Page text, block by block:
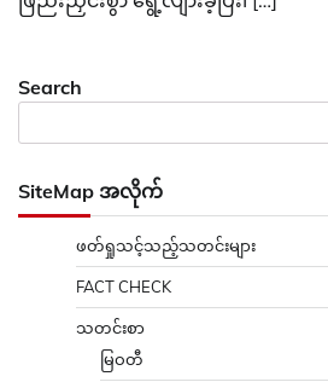
Search
SiteMap အလိုက်
ဖတ်ရှုသင့်သည့်သတင်းများ
FACT CHECK
သတင်းစာ
မြဝတီ